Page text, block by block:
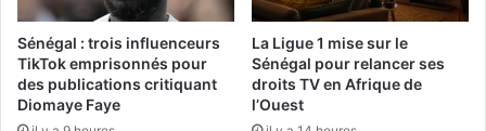
Sénégal : trois influenceurs
TikTok emprisonnés pour
des publications critiquant
Diomaye Faye
La Ligue 1 mise sur le
Sénégal pour relancer ses
droits TV en Afrique de
l’Ouest